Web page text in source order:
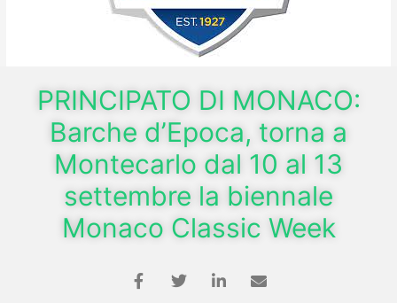
PRINCIPATO DI MONACO:
Barche d’Epoca, torna a
Montecarlo dal 10 al 13
settembre la biennale
Monaco Classic Week